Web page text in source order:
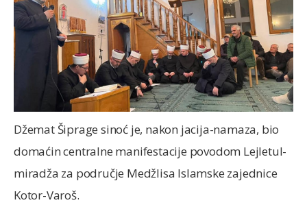
Džemat Šiprage sinoć je, nakon jacija-namaza, bio
domaćin centralne manifestacije povodom Lejletul-
miradža za područje Medžlisa Islamske zajednice
Kotor-Varoš.